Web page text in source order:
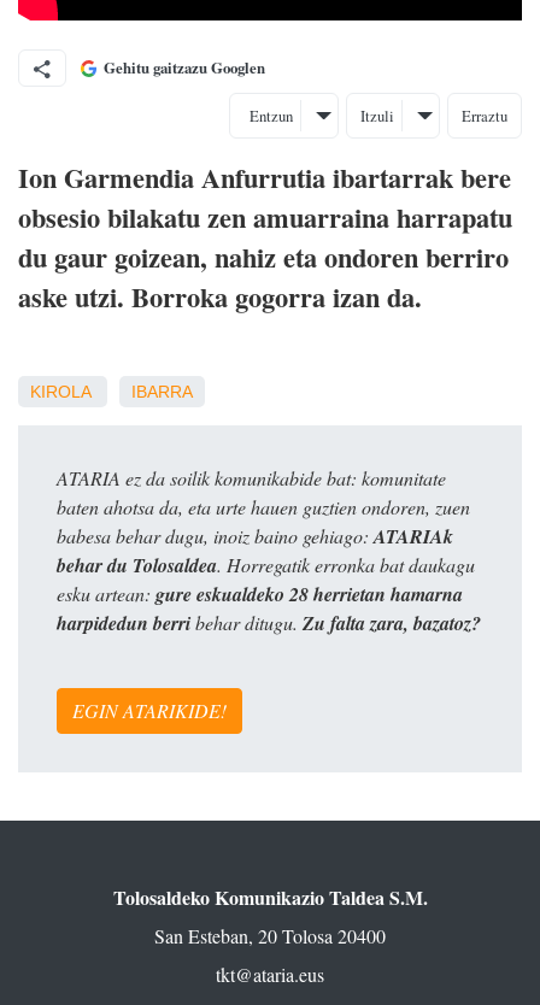
Gehitu gaitzazu Googlen
Entzun Itzuli Erraztu
Ion Garmendia Anfurrutia ibartarrak bere
obsesio bilakatu zen amuarraina harrapatu
du gaur goizean, nahiz eta ondoren berriro
aske utzi. Borroka gogorra izan da.
KIROLA IBARRA
ATARIA ez da soilik komunikabide bat: komunitate
baten ahotsa da, eta urte hauen guztien ondoren, zuen
babesa behar dugu, inoiz baino gehiago: ATARIAk
behar du Tolosaldea. Horregatik erronka bat daukagu
esku artean: gure eskualdeko 28 herrietan hamarna
harpidedun berribehar ditugu. Zu falta zara, bazatoz?
EGIN ATARIKIDE!
Tolosaldeko Komunikazio Taldea S.M.
San Esteban, 20 Tolosa 20400
tkt@ataria.eus